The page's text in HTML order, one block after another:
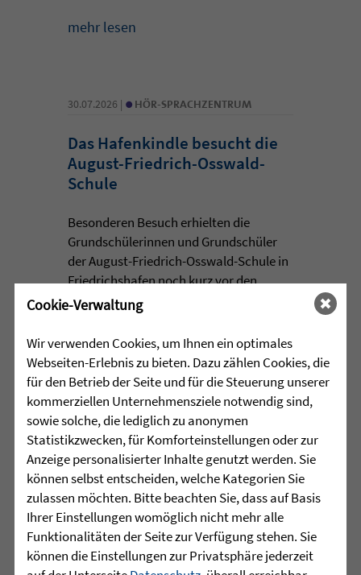
mehr lesen
30.07.2026 | • HÖR-SPRACHZENTRUM
Das Hafenkindle besucht die
August-Friedrich-Osswald-
Schule
Besonderen Besuch erhielten die
Grundschülerinnen und Grundschüler
der August-Friedrich-Osswald-Schule in
Friedrichshafen noch kurz vor den
Sommerferien: Das Hafenkindle schaute
persönlich bei ihnen ...
mehr lesen
30.07.2026 | •HÖR-SPRACHZENTRUM
Schulschach-Erfolge
Viel Zeit und Engagement stecken in den
Erfolgen der Schulschach-
Mannschaften von Leopoldschule
Altshausen und Schule am Wolfsbühl
Cookie-Verwaltung
Wir verwenden Cookies, um Ihnen ein optimales
Webseiten-Erlebnis zu bieten. Dazu zählen Cookies, die
für den Betrieb der Seite und für die Steuerung unserer
kommerziellen Unternehmensziele notwendig sind,
sowie solche, die lediglich zu anonymen
Statistikzwecken, für Komforteinstellungen oder zur
Anzeige personalisierter Inhalte genutzt werden. Sie
können selbst entscheiden, welche Kategorien Sie
zulassen möchten. Bitte beachten Sie, dass auf Basis
Ihrer Einstellungen womöglich nicht mehr alle
Funktionalitäten der Seite zur Verfügung stehen. Sie
können die Einstellungen zur Privatsphäre jederzeit